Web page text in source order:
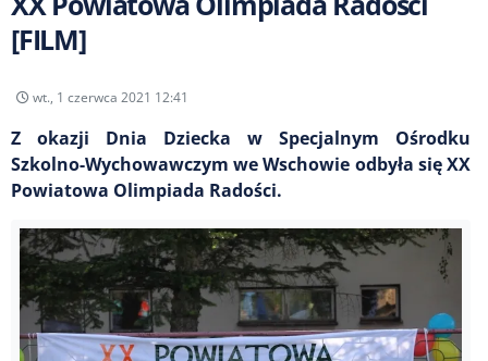
[FILM]
wt., 1 czerwca 2021 12:41
Z okazji Dnia Dziecka w Specjalnym Ośrodku
Szkolno-Wychowawczym we Wschowie odbyła się XX
Powiatowa Olimpiada Radości.